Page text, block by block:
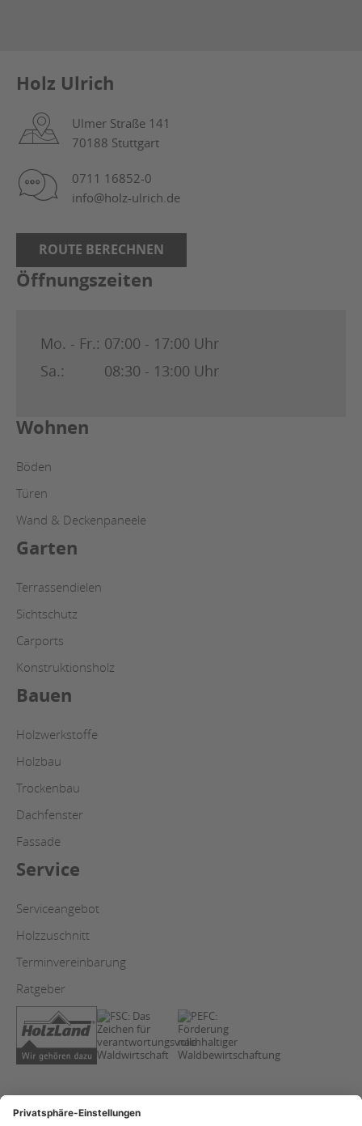
Holz Ulrich
Ulmer Straße 141
70188 Stuttgart
0711 16852-0
info@holz-ulrich.de
ROUTE BERECHNEN
Öffnungszeiten
Mo. - Fr.: 07:00 - 17:00 Uhr
Sa.:
08:30 - 13:00 Uhr
Wohnen
Böden
Türen
Wand & Deckenpaneele
Garten
Terrassendielen
Sichtschutz
Carports
Konstruktionsholz
Bauen
Holzwerkstoffe
Holzbau
Trockenbau
Dachfenster
Fassade
Service
Serviceangebot
Holzzuschnitt
Terminvereinbarung
Ratgeber